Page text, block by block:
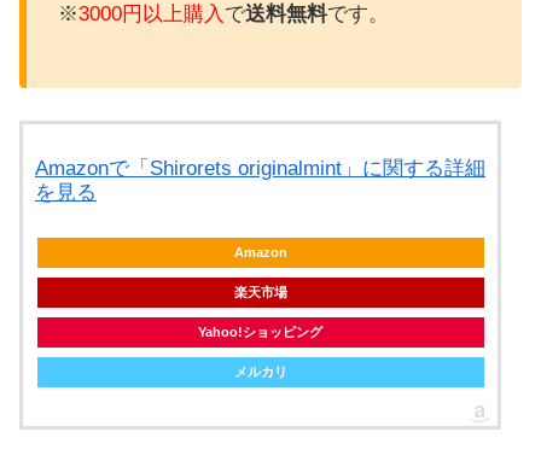
※3000円以上購入 で送料無料です。
Amazonで「Shirorets originalmint」に関する詳細
を見る
Amazon
楽天市場
Yahoo!ショッピング
メルカリ